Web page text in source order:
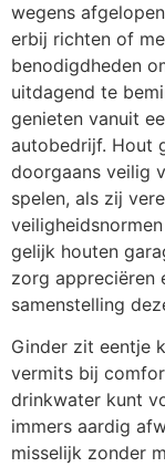
wegens
erbij richten of
benodigdheden
uitdagend te
genieten vanuit
autobedrijf. Hout
doorgaans veilig
spelen, als zij
gelijk houten
zorg appreciëren
samenstelling
Ginder zit eentje
vermits bij
drinkwater kunt
immers aardig
misselijk zonder